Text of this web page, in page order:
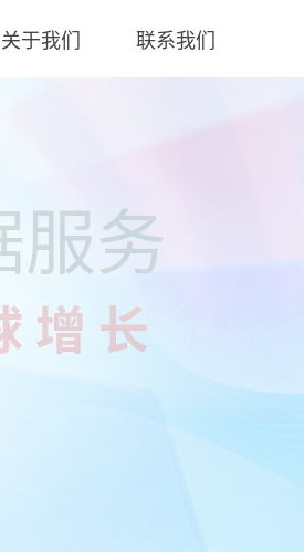
关于我们 联系我们
务认证
（最高等级）